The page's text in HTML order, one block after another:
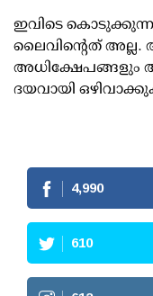
ഇവിടെ
ലൈവിന്റെത് അല്ല.
അധിക്ഷേപങ്ങളും
ദയവായി
4,990
610